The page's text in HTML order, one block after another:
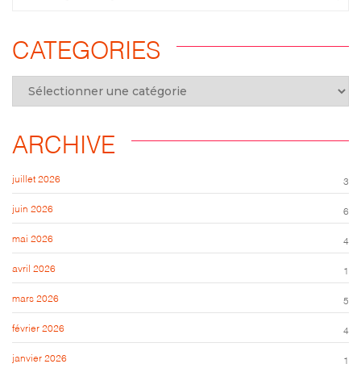
CATEGORIES
ARCHIVE
juillet 2026 3
juin 2026 6
mai 2026 4
avril 2026 1
mars 2026 5
février 2026 4
janvier 2026 1